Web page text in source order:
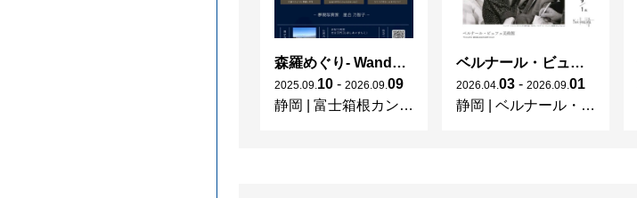
森羅めぐり- Wandering in Shinra -
2025 09 10 - 2026 09 09
静岡
富士箱根カントリークラブ
ベルナール・ビュフェと写真 ーカメラがとらえたビュフェとその時代、そして21 世紀へ
2026 04 03 - 2026 09 01
静岡
ベルナール・ビュフェ美術館